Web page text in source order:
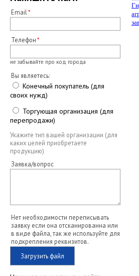
Email
Телефон
не забывайте про код города
Вы являетесь:
Конечный покупатель (для
своих нужд)
Торгующая организация (для
перепродажи)
Укажите тип вашей организации (для
каких целей приобретаете
продукцию)
Заявка/вопрос
Нет необходимости переписывать
заявку если она отсканированна или
в виде файла, так же используйте для
подкрепления реквизитов.
Загрузить файл